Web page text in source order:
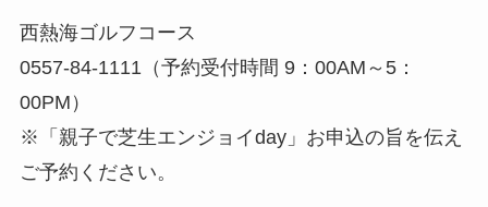
西熱海ゴルフコース
0557-84-1111（予約受付時間 9：00AM～5：
00PM）
※「親子で芝生エンジョイday」お申込の旨を伝え
ご予約ください。